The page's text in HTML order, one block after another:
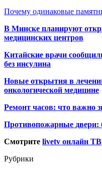
Почему одинаковые
В Минске планируют
медицинских центров
Китайские врачи
без инсулина
Новые открытия в
онкологической медицине
Ремонт часов: что важно
Противопожарные двери:
Смотрите livetv онлайн ТВ
Рубрики